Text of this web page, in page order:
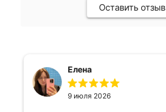
Оставить отзыв
Елена
9 июля 2026